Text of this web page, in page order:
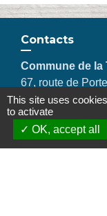
Contacts
Commune de la
67, route de
26160 La
+33 4 75 53 90 10
Contact par
This site uses
to activate
OK, accept all